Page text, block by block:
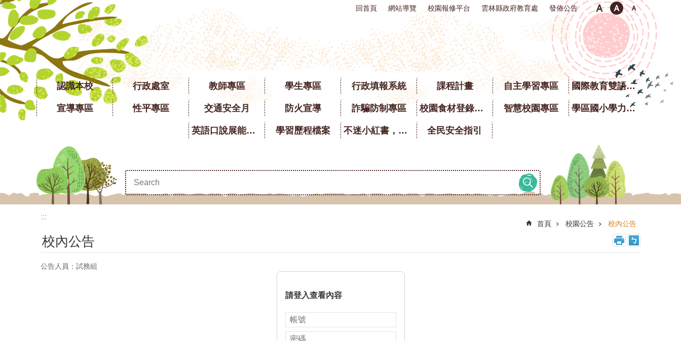
跳到主要內容區塊
::: 回首頁 網站導覽 校園報修平台 雲林縣政府教育處 發佈公告
認識本校 行政處室 教師專區 學生專區 行政填報系統 課程計畫 自主學習專區 國際教育雙語專區
宣導專區 性平專區 交通安全月 防火宣導 詐騙防制專區 校園食材登錄平臺 智慧校園專區 學區國小學力銜接題庫
英語口說展能專區 學習歷程檔案 不迷小紅書，青春不迷途 全民安全指引
:::
首頁 校園公告 校內公告
校內公告
公告人員：試務組
請登入查看內容